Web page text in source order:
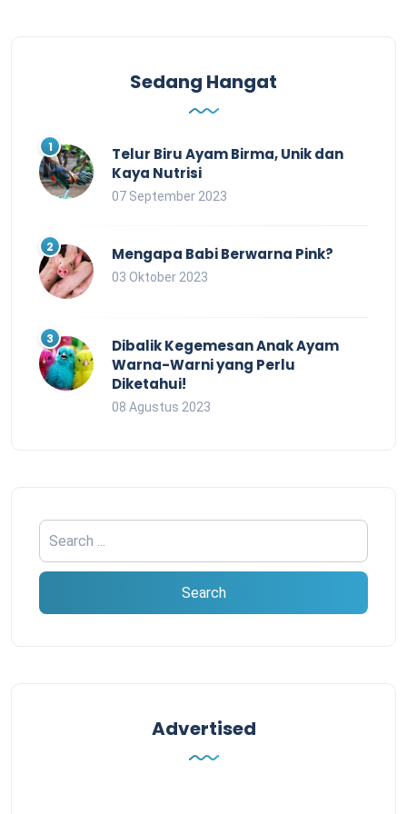
Sedang Hangat
Telur Biru Ayam Birma, Unik dan
Kaya Nutrisi
07 September 2023
Mengapa Babi Berwarna Pink?
03 Oktober 2023
Dibalik Kegemesan Anak Ayam
Warna-Warni yang Perlu
Diketahui!
08 Agustus 2023
Advertised